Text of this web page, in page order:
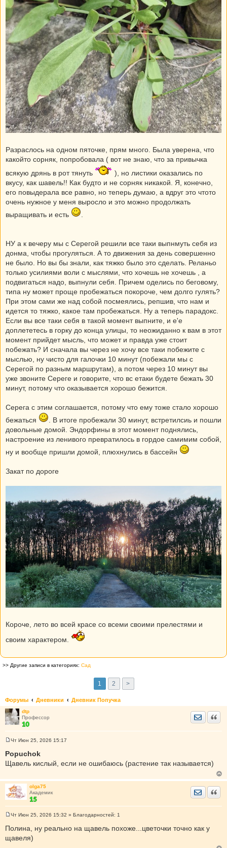
Разраслось на одном пяточке, прям много. Была уверена, что
какойто сорняк, попробовала ( вот не знаю, что за привычка
всякую дрянь в рот тянуть
), но листики оказались по
вкусу, как шавель!! Как будто и не сорняк никакой. Я, конечно,
его повыдерала все равно, но теперь думаю, а вдруг это чтото
очень нужное у меня выросло и это можно продолжать
выращивать и есть
НУ а к вечеру мы с Серегой решили все таки выпнмуть себя из
донма, чтобы прогуляться. А то движения за день совершенно
не было. Но вы бы знали, как тяжко было это сделать. Реланьо
только усилиями воли с мыслями, что хочешь не хочешь , а
подвигаться надо, выпнули себя. Причем оделись по беговому,
типа ну может проще пробежаться покороче, чем долго гулять?
При этом сами же над собой посмеялись, репшив, что нам и
идется то тяжко, какое там пробежаться. Ну а теперь парадокс.
Если вы все таки себя в такой момент выпните, и е'е
доплететесь в горку до конца улицы, то неожиданно к вам в этот
момент прийдет мысль, что может и правда уже стоит
побежать? И сначала вы через не хочу все таки побежите с
мыслью, ну чисто для галочки 10 минут (побежали мы с
Серегой по разным маршрутам), а потом через 10 минут вы
уже звоните Сереге и говорите, что вс етаки будете бежать 30
минут, потому что оказывается хорошо бежится.
Серега с этим соглашается, потому что ему тоже стало хорошо
бежаться
. В итоге пробежали 30 минут, встретилсиь и пошли
довольные домой. Эндорфины в этот момент поднялись,
настроение из ленивого превратилось в гордое самимим собой,
ну и вообще пришли домой, плюхнулись в бассейн
Закат по дороге
Короче, лето во всей красе со всеми своими прелестями и
своим характером.
>> Другие записи в категориях: Сад
1 2 >
Форумы Дневники Дневник Попучка
dtp
Профессор
о
б
щ
н
и
е
Чт Июн 25, 2026 15:17
Popuchok
Щавель кислый, если не ошибаюсь (растение так называется)
olga75
Академик
о
б
Чт Июн 25, 2026 15:32 » Благодарностей: 1
Полина, ну реально на щавель похоже...цветочки точно как у
щавеля)